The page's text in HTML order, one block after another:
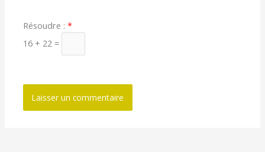
Résoudre :*
16 + 22 =